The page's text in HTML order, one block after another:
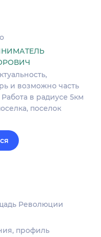
и возможно часть
в радиусе 5км
поселок
Революции
профиль